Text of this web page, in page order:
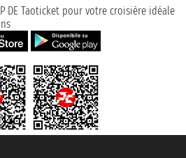
DE Taoticket pour votre croisière idéale